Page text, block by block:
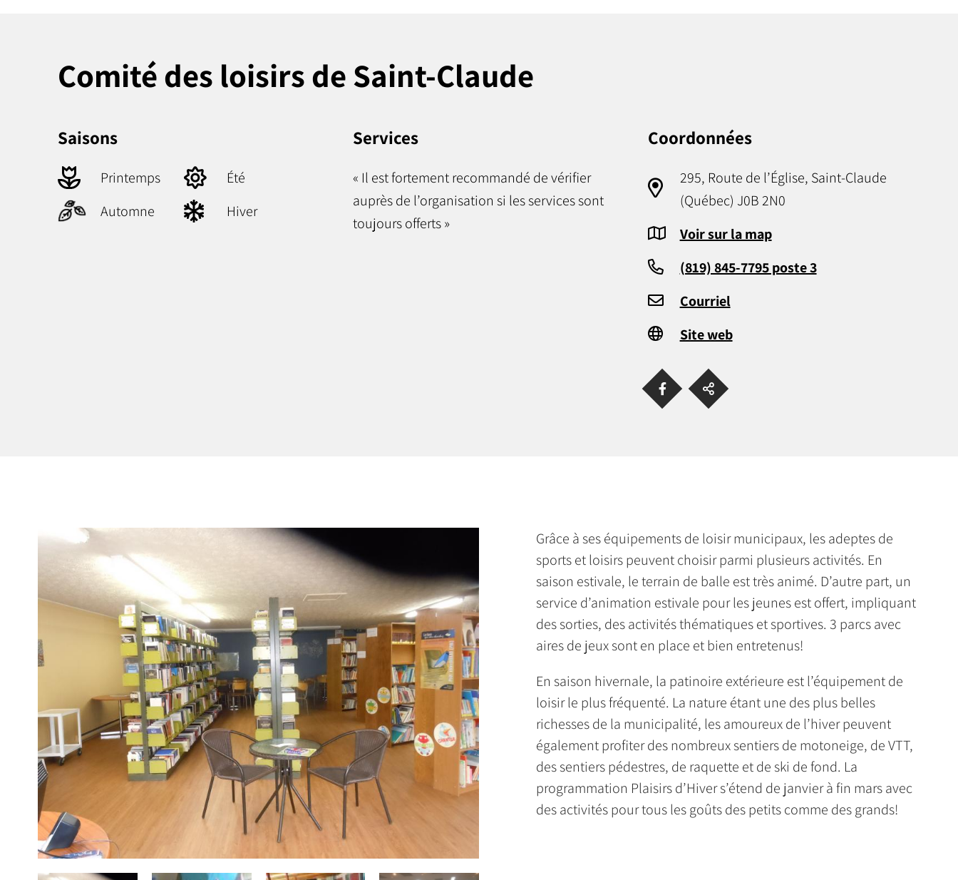
Comité des loisirs de Saint-Claude
Saisons
Printemps
Été
Automne
Hiver
Services
« Il est fortement recommandé de vérifier
auprès de l’organisation si les services sont
toujours offerts »
Coordonnées
295, Route de l’Église, Saint-Claude
(Québec) J0B 2N0
Voir sur la map
(819) 845-7795 poste 3
Courriel
Site web
Grâce à ses équipements de loisir municipaux, les adeptes de
sports et loisirs peuvent choisir parmi plusieurs activités. En
saison estivale, le terrain de balle est très animé. D’autre part, un
service d’animation estivale pour les jeunes est offert, impliquant
des sorties, des activités thématiques et sportives. 3 parcs avec
aires de jeux sont en place et bien entretenus!
En saison hivernale, la patinoire extérieure est l’équipement de
loisir le plus fréquenté. La nature étant une des plus belles
richesses de la municipalité, les amoureux de l’hiver peuvent
également profiter des nombreux sentiers de motoneige, de VTT,
des sentiers pédestres, de raquette et de ski de fond. La
programmation Plaisirs d’Hiver s’étend de janvier à fin mars avec
des activités pour tous les goûts des petits comme des grands!